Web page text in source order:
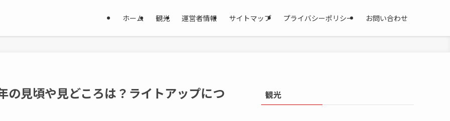
ホーム 観光 運営者情報 サイトマップ プライバシーポリシー お問い合わせ
の見頃や見どころは？ライトアップにつ 観光